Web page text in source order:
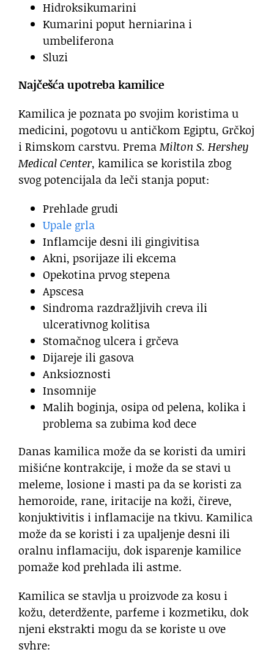
Hidroksikumarini
Kumarini poput herniarina i
umbeliferona
Sluzi
Najčešća upotreba kamilice
Kamilica je poznata po svojim koristima u
medicini, pogotovu u antičkom Egiptu, Grčkoj
i Rimskom carstvu. PremaMilton S. Hershey
Medical Center, kamilica se koristila zbog
svog potencijala da leči stanja poput:
Prehlade grudi
Upale grla
Inflamcije desni ili gingivitisa
Akni, psorijaze ili ekcema
Opekotina prvog stepena
Apscesa
Sindroma razdražljivih creva ili
ulcerativnog kolitisa
Stomačnog ulcera i grčeva
Dijareje ili gasova
Anksioznosti
Insomnije
Malih boginja, osipa od pelena, kolika i
problema sa zubima kod dece
Danas kamilica može da se koristi da umiri
mišićne kontrakcije, i može da se stavi u
meleme, losione i masti pa da se koristi za
hemoroide, rane, iritacije na koži, čireve,
konjuktivitis i inflamacije na tkivu. Kamilica
može da se koristi i za upaljenje desni ili
oralnu inflamaciju, dok isparenje kamilice
pomaže kod prehlada ili astme.
Kamilica se stavlja u proizvode za kosu i
kožu, deterdžente, parfeme i kozmetiku, dok
njeni ekstrakti mogu da se koriste u ove
svhre: